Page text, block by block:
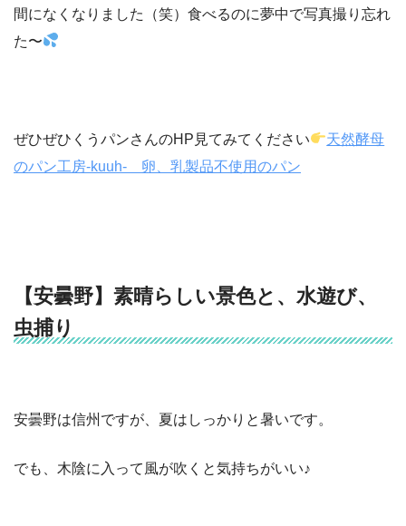
間になくなりました（笑）食べるのに夢中で写真撮り忘れ
た〜
ぜひぜひくうパンさんのHP見てみてください
天然酵母
のパン工房-kuuh- 卵、乳製品不使用のパン
【安曇野】素晴らしい景色と、水遊び、
虫捕り
安曇野は信州ですが、夏はしっかりと暑いです。
でも、木陰に入って風が吹くと気持ちがいい♪